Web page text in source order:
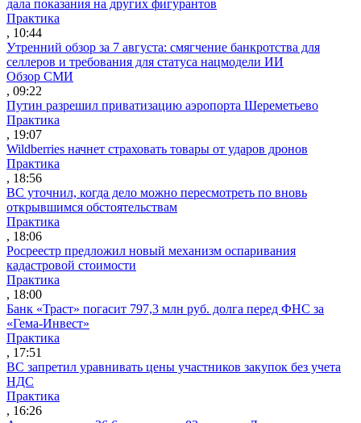
дала показания на других фигурантов
Практика
, 10:44
Утренний обзор за 7 августа: смягчение банкротства для
селлеров и требования для статуса нацмодели ИИ
Обзор СМИ
, 09:22
Путин разрешил приватизацию аэропорта Шереметьево
Практика
, 19:07
Wildberries начнет страховать товары от ударов дронов
Практика
, 18:56
ВС уточнил, когда дело можно пересмотреть по вновь
открывшимся обстоятельствам
Практика
, 18:06
Росреестр предложил новый механизм оспаривания
кадастровой стоимости
Практика
, 18:00
Банк «Траст» погасит 797,3 млн руб. долга перед ФНС за
«Гема-Инвест»
Практика
, 17:51
ВС запретил уравнивать цены участников закупок без учета
НДС
Практика
, 16:26